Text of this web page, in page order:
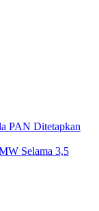
PAN Ditetapkan
Selama 3,5